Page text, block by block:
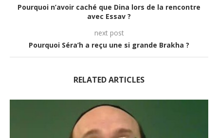
Pourquoi n’avoir caché que Dina lors de la rencontre
avec Essav ?
next post
Pourquoi Séra’h a reçu une si grande Brakha ?
RELATED ARTICLES